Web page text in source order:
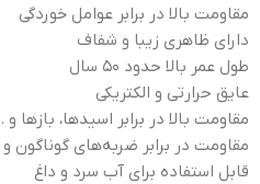
مقاومت بالا در برابر عوامل خوردگی
دارای ظاهری زیبا و شفاف
طول عمر بالا حدود 50 سال
عایق حرارتی و الکتریکی
مقاومت بالا در برابر اسیدها، بازها و
مقاومت در برابر ضربه‌های گوناگون
قابل استفاده برای آب سرد و داغ